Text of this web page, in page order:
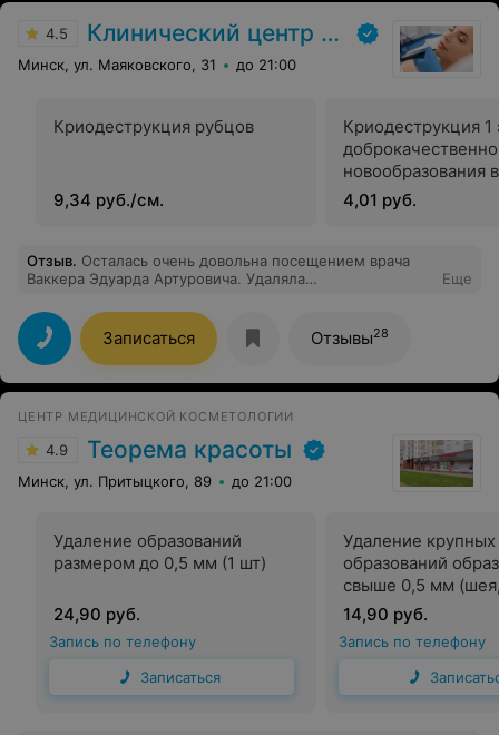
4.5 Клинический центр пластической хирургии и медицинской косметологии
Минск, ул. Маяковского, 31 до 21:00
Криодеструкция рубцов
9,34 руб./см.
Криодеструкция 1
новообразования
этиологии
папиллома,
4,01 руб.
Отзыв. Осталась очень довольна посещением врача
Ваккера Эдуарда Артуровича. Удаляла
классифицированную помощь и рекомендации от
профессионала. Были даны четкие рекомендации по
уходу за местами, на которых были проведены
манипуляции. Доктор очень внимателен к деталям,
говорит все четко и по делу! Остались очень приятные
благодарность!
Еще
Записаться Отзывы28
ЦЕНТР МЕДИЦИНСКОЙ КОСМЕТОЛОГИИ
4.9 Теорема красоты
Минск, ул. Притыцкого, 89 до 21:00
Удаление образований
размером до 0,5 мм (1 шт)
24,90 руб.
Запись по телефону
Записаться
Удаление крупных
образований
свыше 0,5 мм
туловище)
14,90 руб.
Запись по телефону